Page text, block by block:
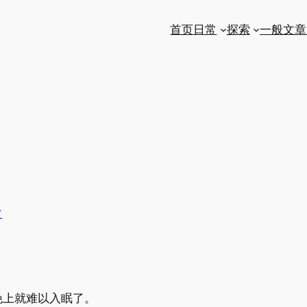
首页 日常 探索 一般文章
就难以入眠了。